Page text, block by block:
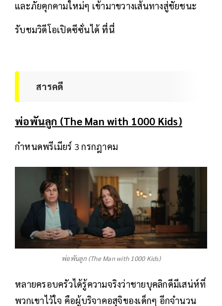
และภัยคุกคามใหม่ๆ เข้ามาขวางเส้นทางสู่ชัยชนะ
รับชมวิดีโอเปิดซีซั่นได้ ที่นี่
สารคดี
พ่อพันลูก (The Man with 1000 Kids)
กำหนดพรีเมียร์ 3 กรกฎาคม
พ่อพันลูก (The Man with 1000 Kids)
หลายครอบครัวได้รู้ความจริงว่าชายบุคลิกดีมีเสน่ห์ที่
พวกเขาไว้ใจ คือผู้บริจาคอสุจิของเด็กๆ อีกจำนวน